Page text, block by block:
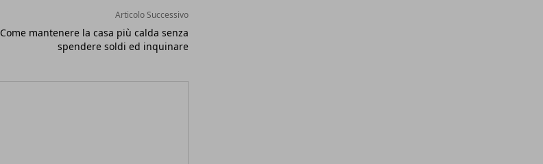
Articolo Successivo
Come mantenere la casa più calda senza
spendere soldi ed inquinare